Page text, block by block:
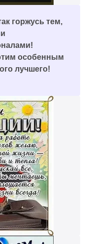
горжусь тем,
особенным
лучшего!